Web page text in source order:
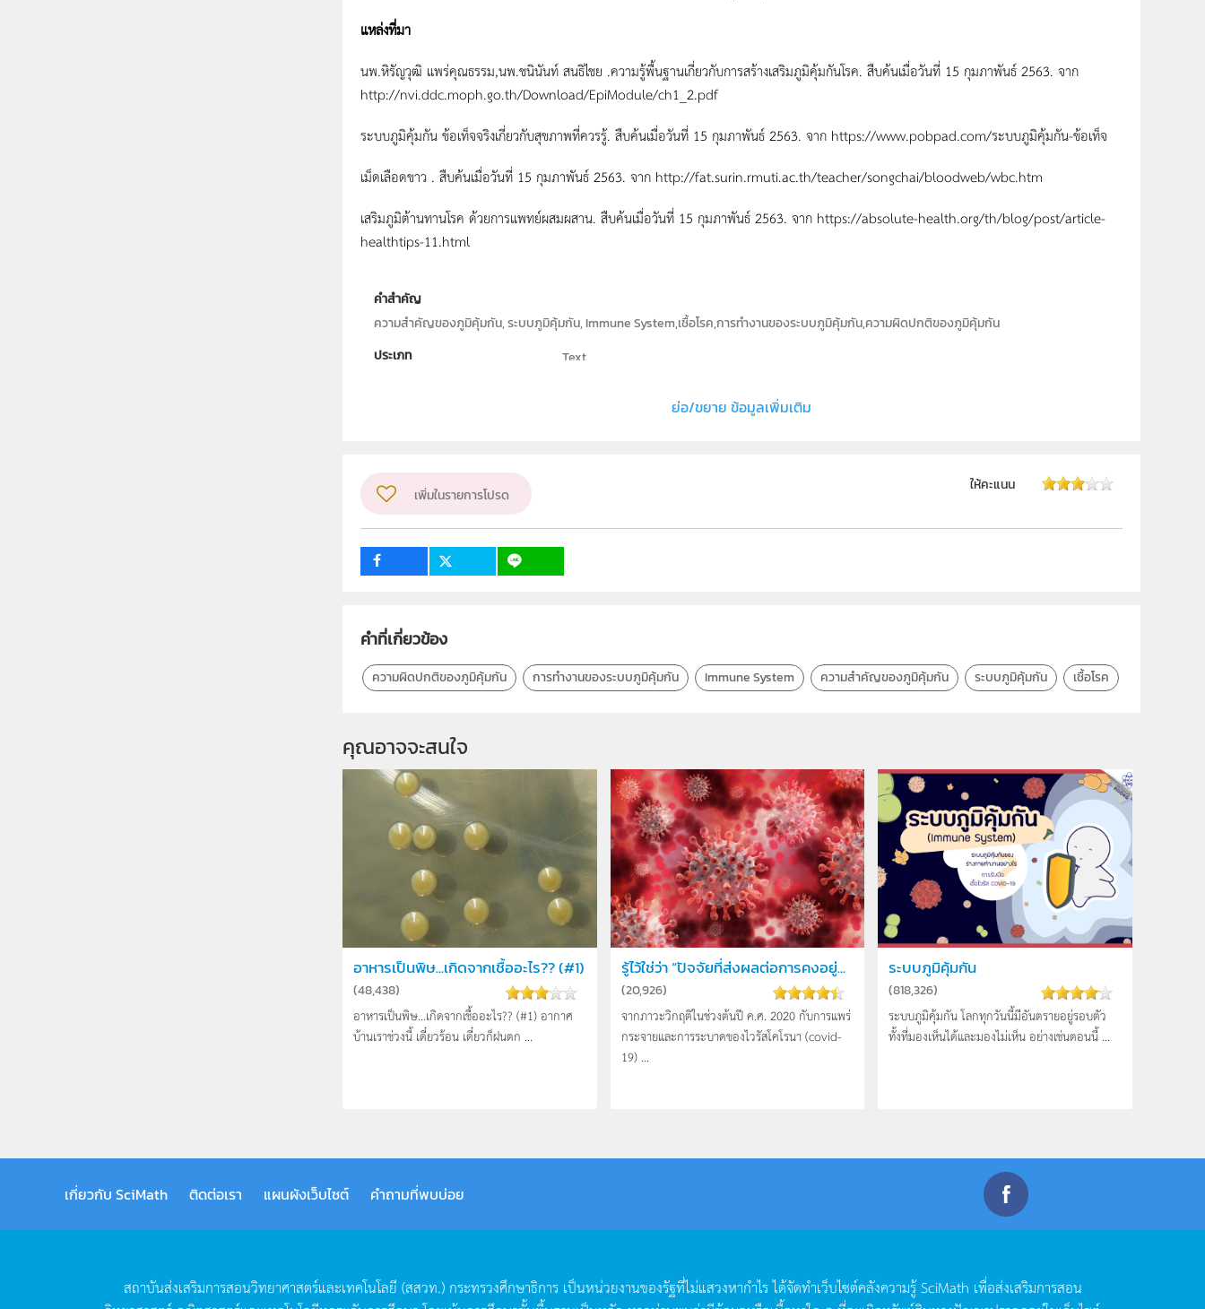
แหล่งที่มา
นพ.หิรัญวุฒิ แพร่คุณธรรม,นพ.ชนินันท์ สนธิไชย .ความรู้พื้นฐานเกี่ยวกับการสร้างเสริมภูมิคุ้มกันโรค. สืบค้นเมื่อวันที่ 15 กุมภาพันธ์ 2563. จาก
http://nvi.ddc.moph.go.th/Download/EpiModule/ch1_2.pdf
ระบบภูมิคุ้มกัน ข้อเท็จจริงเกี่ยวกับสุขภาพที่ควรรู้. สืบค้นเมื่อวันที่ 15 กุมภาพันธ์ 2563. จาก https://www.pobpad.com/ระบบภูมิคุ้มกัน-ข้อเท็จ
เม็ดเลือดขาว . สืบค้นเมื่อวันที่ 15 กุมภาพันธ์ 2563. จาก http://fat.surin.rmuti.ac.th/teacher/songchai/bloodweb/wbc.htm
เสริมภูมิต้านทานโรค ด้วยการแพทย์ผสมผสาน. สืบค้นเมื่อวันที่ 15 กุมภาพันธ์ 2563. จาก https://absolute-health.org/th/blog/post/article-
healthtips-11.html
คำสำคัญ
ความสำคัญของภูมิคุ้มกัน, ระบบภูมิคุ้มกัน, Immune System,เชื้อโรค,การทำงานของระบบภูมิคุ้มกัน,ความผิดปกติของภูมิคุ้มกัน
ประเภท
Text
ระดับชั้น
กลุ่มเป้าหมาย
ครู, นักเรียน, บุคคลทั่วไป
ย่อ/ขยาย ข้อมูลเพิ่มเติม
เพิ่มในรายการโปรด
ให้คะแนน
คำที่เกี่ยวข้อง
ความผิดปกติของภูมิคุ้มกัน การทำงานของระบบภูมิคุ้มกัน Immune System ความสำคัญของภูมิคุ้มกัน ระบบภูมิคุ้มกัน เชื้อโรค
คุณอาจจะสนใจ
อาหารเป็นพิษ...เกิดจากเชื้ออะไร?? (#1)
(48,438)
อาหารเป็นพิษ...เกิดจากเชื้ออะไร?? (#1) อากาศ
บ้านเราช่วงนี้ เดี๋ยวร้อน เดี๋ยวก็ฝนตก ...
รู้ไว้ใช่ว่า “ปัจจัยที่ส่งผลต่อการคงอยู่...
(20,926)
จากภาวะวิกฤติในช่วงต้นปี ค.ศ. 2020 กับการแพร่
กระจายและการระบาดของไวรัสโคโรนา (covid-
19) ...
ระบบภูมิคุ้มกัน
(818,326)
ระบบภูมิคุ้มกัน โลกทุกวันนี้มีอันตรายอยู่รอบตัว
ทั้งที่มองเห็นได้และมองไม่เห็น อย่างเช่นตอนนี้ ...
เกี่ยวกับ SciMath ติดต่อเรา แผนผังเว็บไซต์ คำถามที่พบบ่อย
สถาบันส่งเสริมการสอนวิทยาศาสตร์และเทคโนโลยี (สสวท.) กระทรวงศึกษาธิการ เป็นหน่วยงานของรัฐที่ไม่แสวงหากำไรได้จัดทำเว็บไซต์คลังความรู้SciMath เพื่อส่งเสริมการสอน